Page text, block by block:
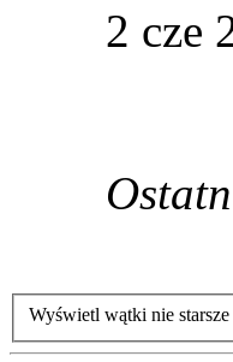
2 cze
Wyświetl wątki nie starsze